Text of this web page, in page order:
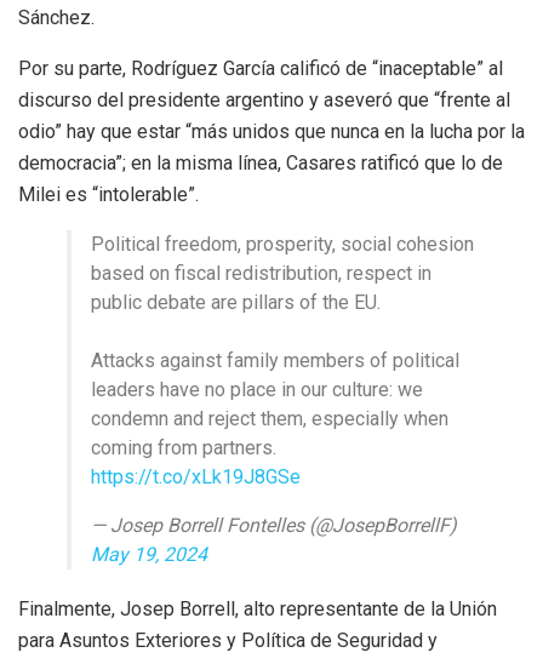
Sánchez.
Por su parte, Rodríguez García calificó de “inaceptable” al
discurso del presidente argentino y aseveró que “frente al
odio” hay que estar “más unidos que nunca en la lucha por la
democracia”; en la misma línea, Casares ratificó que lo de
Milei es “intolerable”.
Political freedom, prosperity, social cohesion
based on fiscal redistribution, respect in
public debate are pillars of the EU.
Attacks against family members of political
leaders have no place in our culture: we
condemn and reject them, especially when
coming from partners.
https://t.co/xLk19J8GSe
— Josep Borrell Fontelles (@JosepBorrellF)
May 19, 2024
Finalmente, Josep Borrell, alto representante de la Unión
para Asuntos Exteriores y Política de Seguridad y